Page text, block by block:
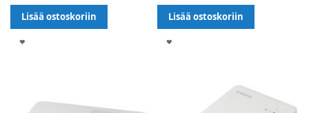
Lisää ostoskoriin Lisää ostoskoriin